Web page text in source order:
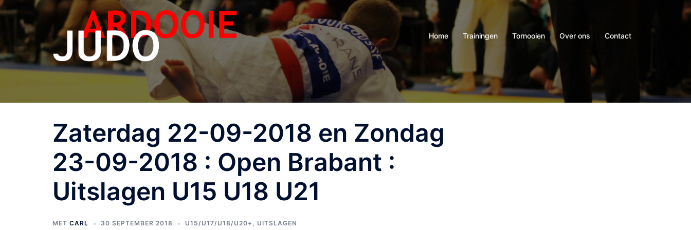
Home Trainingen Tornooien Over ons Contact
Zaterdag 22-09-2018 en Zondag
23-09-2018 : Open Brabant :
Uitslagen U15 U18 U21
MET CARL 30 SEPTEMBER 2018 U15/U17/U18/U20+ , UITSLAGEN